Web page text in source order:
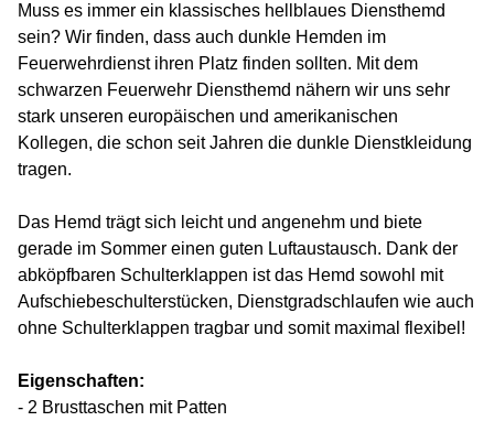
Muss es immer ein klassisches hellblaues Diensthemd
sein? Wir finden, dass auch dunkle Hemden im
Feuerwehrdienst ihren Platz finden sollten. Mit dem
schwarzen Feuerwehr Diensthemd nähern wir uns sehr
stark unseren europäischen und amerikanischen
Kollegen, die schon seit Jahren die dunkle Dienstkleidung
tragen.
Das Hemd trägt sich leicht und angenehm und biete
gerade im Sommer einen guten Luftaustausch. Dank der
abköpfbaren Schulterklappen ist das Hemd sowohl mit
Aufschiebeschulterstücken, Dienstgradschlaufen wie auch
ohne Schulterklappen tragbar und somit maximal flexibel!
Eigenschaften:
- 2 Brusttaschen mit Patten